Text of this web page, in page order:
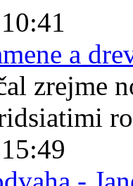
a
zrejme